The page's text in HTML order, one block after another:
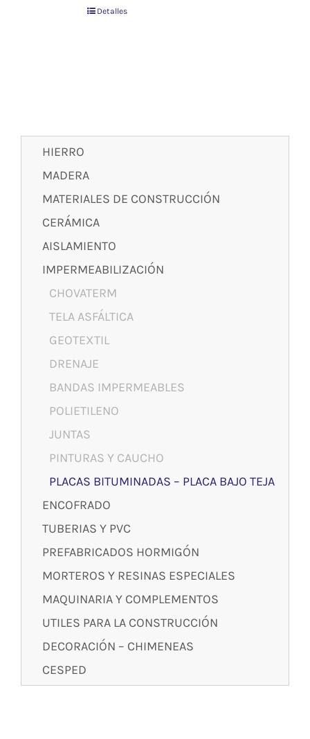
problema del deterioro de la teja a
Detalles
HIERRO
MADERA
MATERIALES DE CONSTRUCCIÓN
CERÁMICA
AISLAMIENTO
IMPERMEABILIZACIÓN
CHOVATERM
TELA ASFÁLTICA
GEOTEXTIL
DRENAJE
BANDAS IMPERMEABLES
POLIETILENO
JUNTAS
PINTURAS Y CAUCHO
PLACAS BITUMINADAS – PLACA BAJO TEJA
ENCOFRADO
TUBERIAS Y PVC
PREFABRICADOS HORMIGÓN
MORTEROS Y RESINAS ESPECIALES
MAQUINARIA Y COMPLEMENTOS
UTILES PARA LA CONSTRUCCIÓN
DECORACIÓN – CHIMENEAS
CESPED